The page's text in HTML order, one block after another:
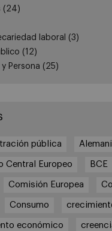
(24)
laboral
(3)
(12)
Persona (25)
pública
Central Europeo BCE
Comisión Europea
Consumo
económico